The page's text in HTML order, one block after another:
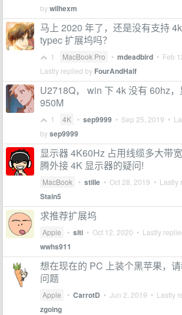
bywilhexm
马上 2020 年了，还是没有支持
typec 扩展坞吗？
1 MacBook Pro • mdeadbird • Feb
Lastly replied by FourAndHalf
U2718Q， win 下 4k 没有 60hz
950M
1 4K • sep9999 • Sep 25, 2019 •
bysep9999
显示器 4K60Hz 占用线缆多大带
腾外接 4K 显示器的疑问!
MacBook • stille • Oct 28, 2019 • Lastly
Stain5
求推荐扩展坞
Apple • siti • Oct 12, 2020 • Lastly
wwhs911
想在现在的 PC 上装个黑苹果，
问题
Apple • CarrotD • Jun 2, 2019 • Lastly
zgoing